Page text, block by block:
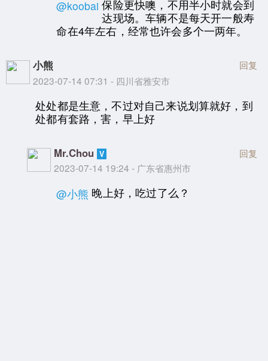
@koobai 保险更快噢，不用半小时就会到
达现场。车辆不是每天开一般寿
命在4年左右，经常也许会多个一两年。
小熊
2023-07-14 07:31 - 四川省雅安市
回复
处处都是生意，不过对自己来说划算就好，到
处都有套路，害，早上好
Mr.Chou
2023-07-14 19:24 - 广东省惠州市
回复
@小熊 晚上好，吃过了么？